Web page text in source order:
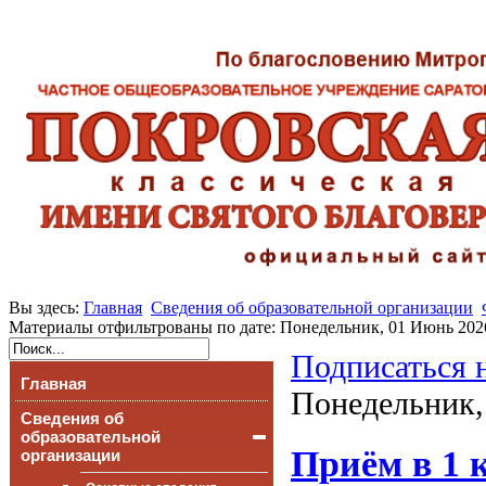
Вы здесь: Главная Сведения об образовательной организации
Материалы отфильтрованы по дате: Понедельник, 01 Июнь
Главная
Сведения об
образовательной
организации
Подписаться
Приём в 1